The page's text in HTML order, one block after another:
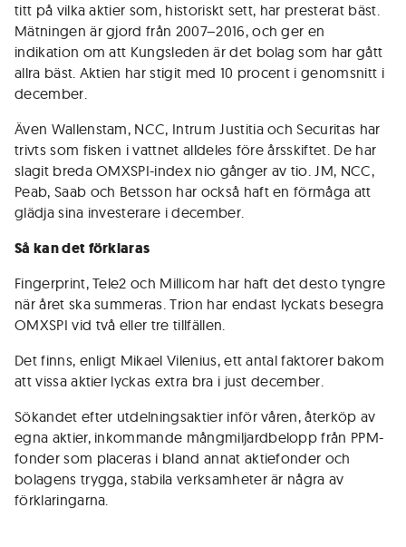
titt på vilka aktier som, historiskt sett, har presterat bäst.
Mätningen är gjord från 2007–2016, och ger en
indikation om att Kungsleden är det bolag som har gått
allra bäst. Aktien har stigit med 10 procent i genomsnitt i
december.
Även Wallenstam, NCC, Intrum Justitia och Securitas har
trivts som fisken i vattnet alldeles före årsskiftet. De har
slagit breda OMXSPI-index nio gånger av tio. JM, NCC,
Peab, Saab och Betsson har också haft en förmåga att
glädja sina investerare i december.
Så kan det förklaras
Fingerprint, Tele2 och Millicom har haft det desto tyngre
när året ska summeras. Trion har endast lyckats besegra
OMXSPI vid två eller tre tillfällen.
Det finns, enligt Mikael Vilenius, ett antal faktorer bakom
att vissa aktier lyckas extra bra i just december.
Sökandet efter utdelningsaktier inför våren, återköp av
egna aktier, inkommande mångmiljardbelopp från PPM-
fonder som placeras i bland annat aktiefonder och
bolagens trygga, stabila verksamheter är några av
förklaringarna.